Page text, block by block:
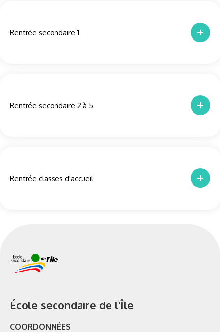
Rentrée secondaire 1
Rentrée secondaire 2 à 5
Rentrée classes d'accueil
École secondaire de l'Île
COORDONNÉES